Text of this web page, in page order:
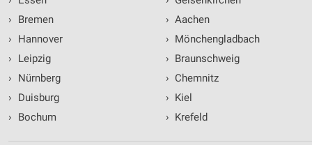
›
Bremen
›
Hannover
›
Leipzig
›
Nürnberg
›
Duisburg
›
Bochum
› Aachen
› Mönchengladbach
› Braunschweig
› Chemnitz
› Kiel
› Krefeld